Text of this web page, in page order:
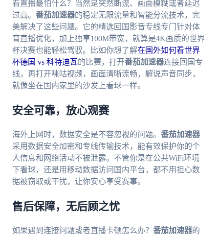
看直播最怕什么？当然是突然断流、画面模糊或者延迟
过高。 番茄加速器的稳定无限流量和智能分流技术，完
美解决了这些问题。它的精选回国影音专线专门针对体
育直播优化，加上独享100M带宽，就算是4K画质的世界
杯决赛也能轻松驾驭。比如你想了解在国外如何看世界
杯德国 vs 科特迪瓦的比赛，打开番茄加速器连接回国专
线，再打开咪咕视频，画面清晰流畅，解说声音同步，
就像坐在国内家里的沙发上看球一样。
安全可靠，放心观赛
海外上网时，数据安全是不容忽视的问题。 番茄加速器
采用数据安全加密和专线传输技术，能有效保护你的个
人信息和网络活动不被泄露。不管你是在公共WiFi环境
下看球，还是用移动数据访问国内平台，都不用担心数
据被窃取或干扰，让你安心享受赛事。
售后保障，无后顾之忧
如果遇到连接问题或者直播卡顿怎么办？ 番茄加速器的